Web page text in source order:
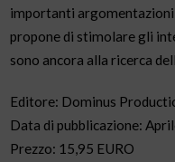
importanti argomentazioni
propone di stimolare gli
sono ancora alla ricerca
Editore: Dominus
Data di pubblicazione:
Prezzo: 15,95 EURO